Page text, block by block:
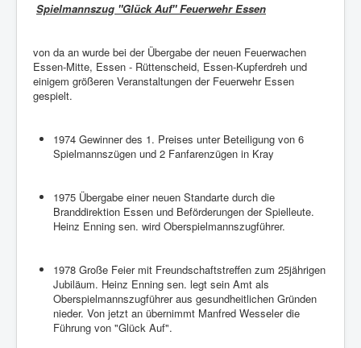
Spielmannszug "Glück Auf" Feuerwehr Essen
von da an wurde bei der Übergabe der neuen Feuerwachen
Essen-Mitte, Essen - Rüttenscheid, Essen-Kupferdreh und
einigem größeren Veranstaltungen der Feuerwehr Essen
gespielt.
1974 Gewinner des 1. Preises unter Beteiligung von 6
Spielmannszügen und 2 Fanfarenzügen in Kray
1975 Übergabe einer neuen Standarte durch die
Branddirektion Essen und Beförderungen der Spielleute.
Heinz Enning sen. wird Oberspielmannszugführer.
1978 Große Feier mit Freundschaftstreffen zum 25jährigen
Jubiläum. Heinz Enning sen. legt sein Amt als
Oberspielmannszugführer aus gesundheitlichen Gründen
nieder. Von jetzt an übernimmt Manfred Wesseler die
Führung von "Glück Auf".